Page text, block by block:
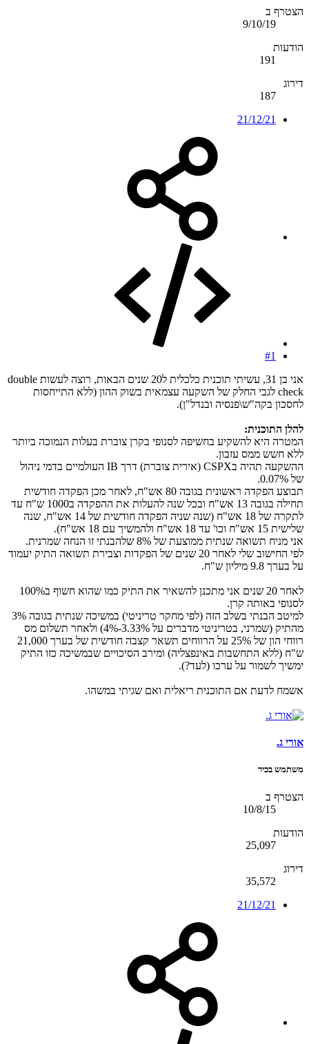
הצטרף ב
9/10/19
הודעות
191
דירוג
187
21/12/21
#1
אני בן 31, עשיתי תוכנית כלכלית ל20 שנים הבאות, רוצה לעשות double
check לגבי החלק של השקעה עצמאית בשוק ההון (ללא התייחסות
לחסכון בקה"ש\פנסיה ובנדל"ן).
להלן התוכנית:
המטרה היא להשקיע בחשיפה לסנופי בקרן צוברת בעלות הנמוכה ביותר
ללא חשש ממס עזבון.
ההשקעה תהיה בCSPX (אירית צוברת) דרך IB העולמיים בדמי ניהול
של 0.07%.
תבוצע הפקדה ראשונית בגובה 80 אש"ח, לאחר מכן הפקדה חודשית
תחילה בגובה 13 אש"ח ובכל שנה להעלות את ההפקדה ב1000 ש"ח עד
לתקרה של 18 אש"ח (שנה שניה הפקדה חודשית של 14 אש"ח, שנה
שלישית 15 אש"ח וכו' עד 18 אש"ח ולהמשיך עם 18 אש"ח).
אני מניח תשואה שנתית ממוצעת של 8% שלהבנתי זו הנחה שמרנית.
לפי החישוב שלי לאחר 20 שנים של הפקדות וצבירת תשואה התיק יעמוד
על בערך 9.8 מיליון ש"ח.
לאחר 20 שנים אני מתכנן להשאיר את התיק כמו שהוא חשוף ב100%
לסנופי באותה קרן.
למיטב הבנתי בשלב הזה (לפי מחקר טריניטי) במשיכה שנתית בגובה 3%
מהתיק (שמרני, בטריניטי מדברים על 3.33%-4%) ולאחר תשלום מס
רווחי הון של 25% על הרווחים תשאר קצבה חודשית של בערך 21,000
ש"ח (ללא התחשבות באינפצליה) ומירב הסיכויים שבמשיכה כזו התיק
ימשיך לשמור על ערכו (לעד?).
אשמח לדעת אם התוכנית ריאלית ואם שגיתי במשהו.
אורי ג.
משתמש בכיר
הצטרף ב
10/8/15
הודעות
25,097
דירוג
35,572
21/12/21